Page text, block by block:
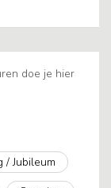
doe je hier
/ Jubileum